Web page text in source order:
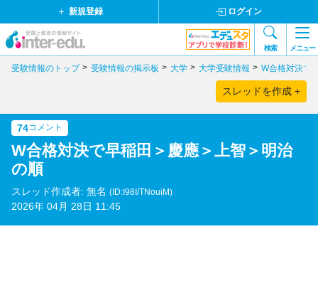
新規登録 ログイン
検索 メニュー
受験情報のトップ 受験情報の掲示板 大学 大学受験情報 W合格対決で
スレッドを作成 +
74コメント
W合格対決で早稲田＞慶應＞上智＞明治
の順
スレッド作成者: 無名 (ID:I98I/TNouiM)
2026年 04月 28日 11:45